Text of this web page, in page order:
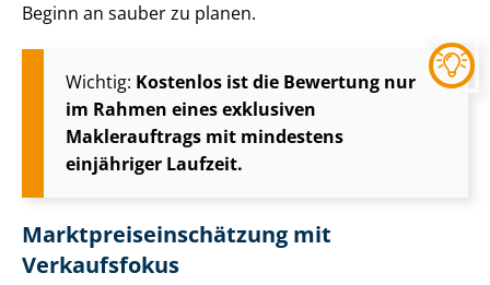
Beginn an sauber zu planen.
Wichtig: Kostenlos ist die Bewertung nur
im Rahmen eines exklusiven
Maklerauftrags mit mindestens
einjähriger Laufzeit.
Markt­preis­ein­schät­zung mit
Verkaufsfokus